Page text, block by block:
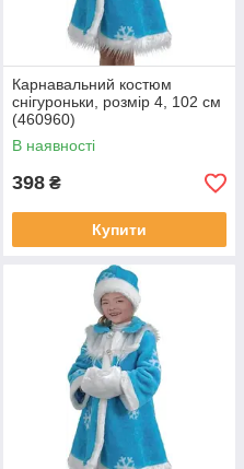
Карнавальний костюм
снігуроньки, розмір 4, 102 см
(460960)
В наявності
398 ₴
Купити